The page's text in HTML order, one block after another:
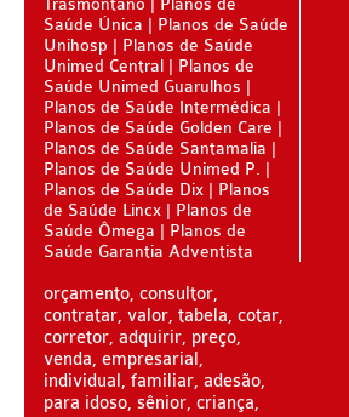
STA CASA MAUÁ PLANO DE SAÚDE INFANTIL
TOTAL MEDCARE PLANO DE SAÚDE INFANTIL
TRASMONTANO PLANO DE SAÚDE INFANTIL
ÚNICA PLANO DE SAÚDE INFANTIL
UNIHOSP PLANO DE SAÚDE INFANTIL
PLANO DE SAÚDE SÊNIOR
AMEPLAN PLANO DE SAÚDE SÊNIOR
BIO SAÚDE PLANO DE SAÚDE SÊNIOR
BIOVIDA PLANO DE SAÚDE SÊNIOR
Trasmontano
Planos de
Saúde Única
Planos de Saúde
Unihosp
Planos de Saúde
Unimed Central
Planos de
Saúde Unimed Guarulhos
Planos de Saúde Intermédica
Planos de Saúde Golden Care
Planos de Saúde Santamalia
Planos de Saúde Unimed P.
Planos de Saúde Dix
Planos
de Saúde Lincx
Planos de
Saúde Ômega
Planos de
Saúde Garantia Adventista
orçamento, consultor,
contratar, valor, tabela, cotar,
corretor, adquirir, preço,
venda, empresarial,
individual, familiar, adesão,
para idoso, sênior, criança,